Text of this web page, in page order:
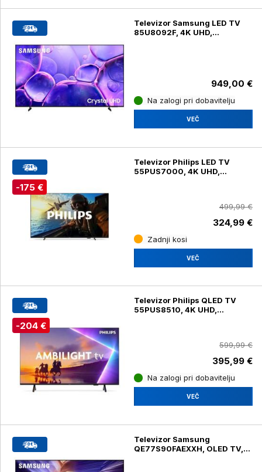
Televizor Samsung LED TV
85U8092F, 4K UHD,
949,00 €
Na zalogi pri dobavitelju
VEČ
-175 €
Televizor Philips LED TV
55PUS7000, 4K UHD,
499,99 €
324,99 €
Zadnji kosi
VEČ
-204 €
Televizor Philips QLED TV
55PUS8510, 4K UHD,
599,99 €
395,99 €
Na zalogi pri dobavitelju
VEČ
Televizor Samsung
QE77S90FAEXXH, OLED TV,